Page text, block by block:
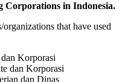
Corporations in Indonesia.
that have used